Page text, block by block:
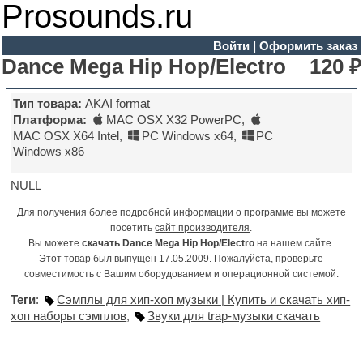
Prosounds.ru
Войти| Оформить заказ
Dance Mega Hip Hop/Electro 120 ₽
Тип товара: AKAI format
Платформа:
MAC OSX X32 PowerPC,
MAC OSX X64 Intel, PC Windows x64,
PC
Windows x86
NULL
Для получения более подробной информации о программе вы можете
посетитьсайт производителя.
Вы можетескачать Dance Mega Hip Hop/Electro на нашем сайте.
Этот товар был выпущен 17.05.2009. Пожалуйста, проверьте
совместимость с Вашим оборудованием и операционной системой.
Теги:
Сэмплы для хип-хоп музыки | Купить и скачать хип-
хоп наборы сэмплов, Звуки для trap-музыки cкачать